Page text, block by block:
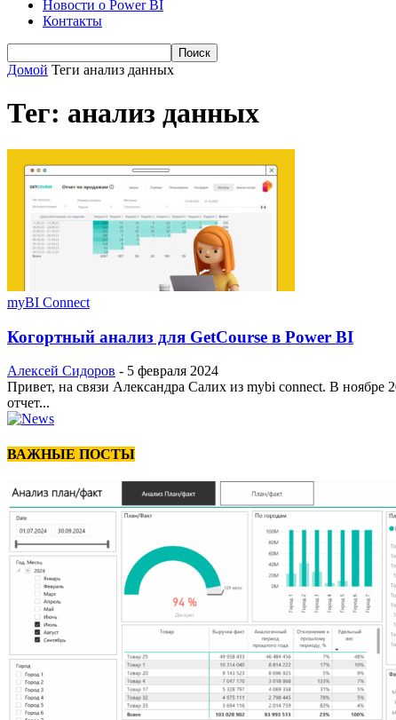
Новости о Power BI
Контакты
Домой Теги анализ данных
Тег: анализ данных
myBI Connect
Когортный анализ для GetCourse в Power BI
Алексей Сидоров - 5 февраля 2024
Привет, на связи Александра Салих из mybi connect. В
отчет...
ВАЖНЫЕ ПОСТЫ